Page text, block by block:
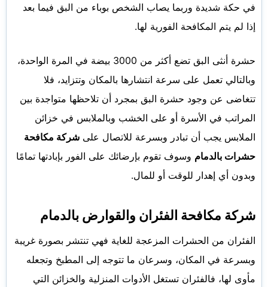
في حكة شديدة وربما يصاب الشخص بوباء من البق فيما بعد
إذا لم يتم المكافحة الفورية لها.
حشرة أنثى البق تضع أكثر من 3000 بيضة في المرة الواحدة،
وبالتالي تعمل على سرعة انتشارها بالمكان وتتزايد، فلا
تتغاضى عن وجود حشرة البق بمجرد أن تلاحظها متواجدة بين
المراتب في الأسرة أو على الخشب وبالملابس في خزائن
الملابس يجب أن تبادر وبسرعة للاتصال على شركة مكافحة
حشرات بالدمام وسوف تقوم بإرضائك على الفور بإبادتها تمامًا
وبدون أي إهدار للوقت أو للمال.
شركة مكافحة الفئران والقوارض بالدمام
الفئران من الحشرات المزعجة للغاية فهي تنتشر بصورة غريبة
وبسرعة في المكان، وسرعان ما تتوجه إلى المطبخ وتجعله
مأوى لها، فالفئران تستغل الأدوات المنزلية والخزائن التي